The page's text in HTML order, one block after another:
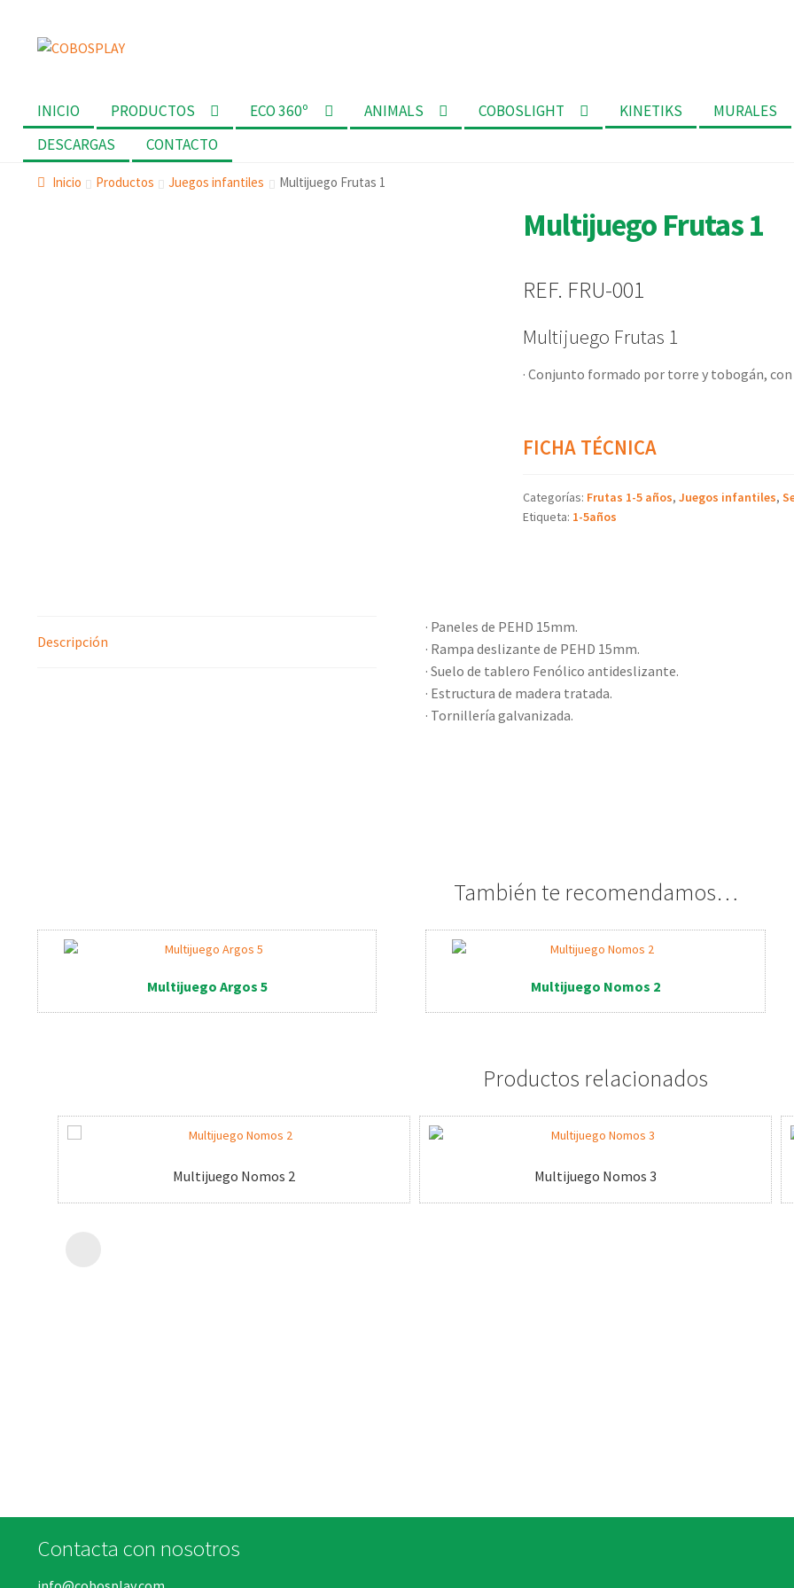
Ir
navegación
Ir
INICIO PRODUCTOS ECO 360º ANIMALS COBOSLIGHT KINETIKS
MURALES
DESCARGAS
CONTACTO
Inicio Productos Juegos infantiles Multijuego Frutas 1
Multijuego Frutas 1
REF. FRU-001
Multijuego Frutas 1
· Conjunto formado por torre y tobogán,
FICHA TÉCNICA
Categorías: Frutas 1-5 años, Juegos infantiles,
Etiqueta: 1-5años
Descripción
· Paneles de PEHD 15mm.
· Rampa deslizante de PEHD 15mm.
· Suelo de tablero Fenólico antideslizante.
· Estructura de madera tratada.
· Tornillería galvanizada.
También te recomendamos…
Multijuego Argos 5 Multijuego Nomos 2
Productos relacionados
Multijuego Nomos 2 Multijuego Nomos 3
Contacta con nosotros